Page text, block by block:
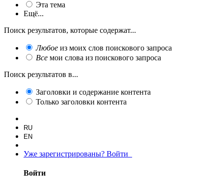
Эта тема
Ещё...
Поиск результатов, которые содержат...
Любое из моих слов поискового запроса
Все мои слова из поискового запроса
Поиск результатов в...
Заголовки и содержание контента
Только заголовки контента
RU
EN
Уже зарегистрированы? Войти
Войти